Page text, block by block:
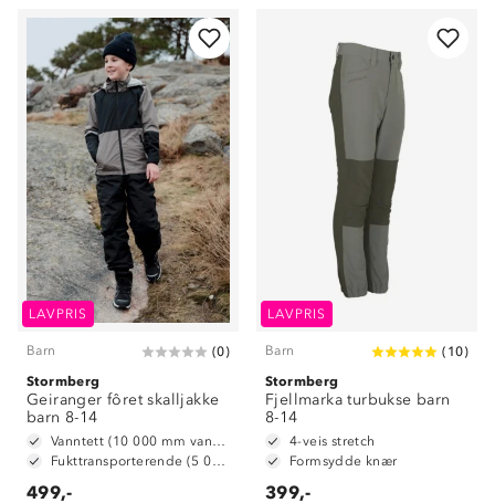
LAVPRIS
Barn (0)
Stormberg
Geiranger fôret skalljakke
barn 8-14
Vanntett (10 000 mm vannsøyle)
Fukttransporterende (5 000 g/m2/24t)
499,-
LAVPRIS
Barn ( 10)
Stormberg
Fjellmarka turbukse barn
8-14
4-veis stretch
Formsydde knær
399,-
Kundeservice
Kontakt oss
Om Stormberg
Verdigrunnlag
Klima og miljø
Etisk handel
Dyreetikk
Trelagsprinsippet barn
Alt du trenger til Norgesferien